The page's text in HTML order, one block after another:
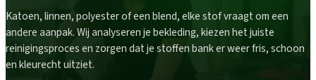
Katoen, linnen, polyester of een blend, elke stof vraagt om een
andere aanpak. Wij analyseren je bekleding, kiezen het juiste
reinigingsproces en zorgen dat je stoffen bank er weer fris, schoon
en kleurecht uitziet.